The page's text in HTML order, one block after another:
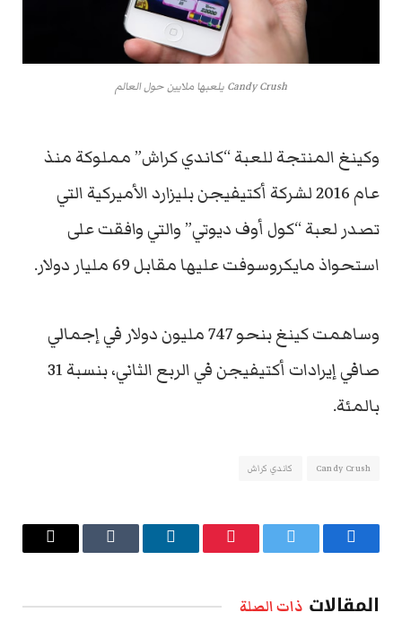
Candy Crush يلعبها ملايين حول العالم
وكينغ المنتجة للعبة “كاندي كراش” مملوكة منذ
عام 2016 لشركة أكتيفيجن بليزارد الأميركية التي
تصدر لعبة “كول أوف ديوتي” والتي وافقت على
استحواذ مايكروسوفت عليها مقابل 69 مليار دولار.
وساهمت كينغ بنحو 747 مليون دولار في إجمالي
صافي إيرادات أكتيفيجن في الربع الثاني، بنسبة 31
بالمئة.
Candy Crush كاندي كراش
فيسبوك تويتر بينتيريستلينكدإن Tumblr
البريد
المقالات ذات الصلة